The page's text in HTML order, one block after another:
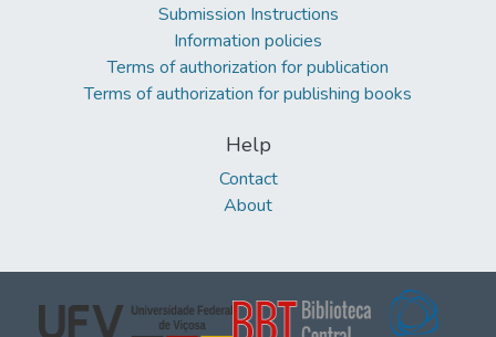
Submission Instructions
Information policies
Terms of authorization for publication
Terms of authorization for publishing books
Help
Contact
About